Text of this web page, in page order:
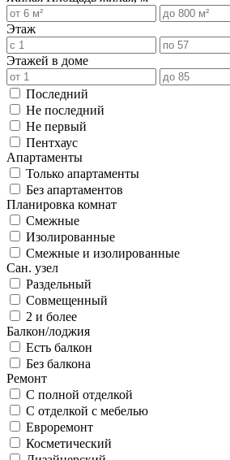
Этаж
Этажей в доме
Последний
Не последний
Не первый
Пентхаус
Апартаменты
Только апартаменты
Без апартаментов
Планировка комнат
Смежные
Изолированные
Смежные и изолированные
Сан. узел
Раздельный
Совмещенный
2 и более
Балкон/лоджия
Есть балкон
Без балкона
Ремонт
С полной отделкой
С отделкой с мебелью
Евроремонт
Косметический